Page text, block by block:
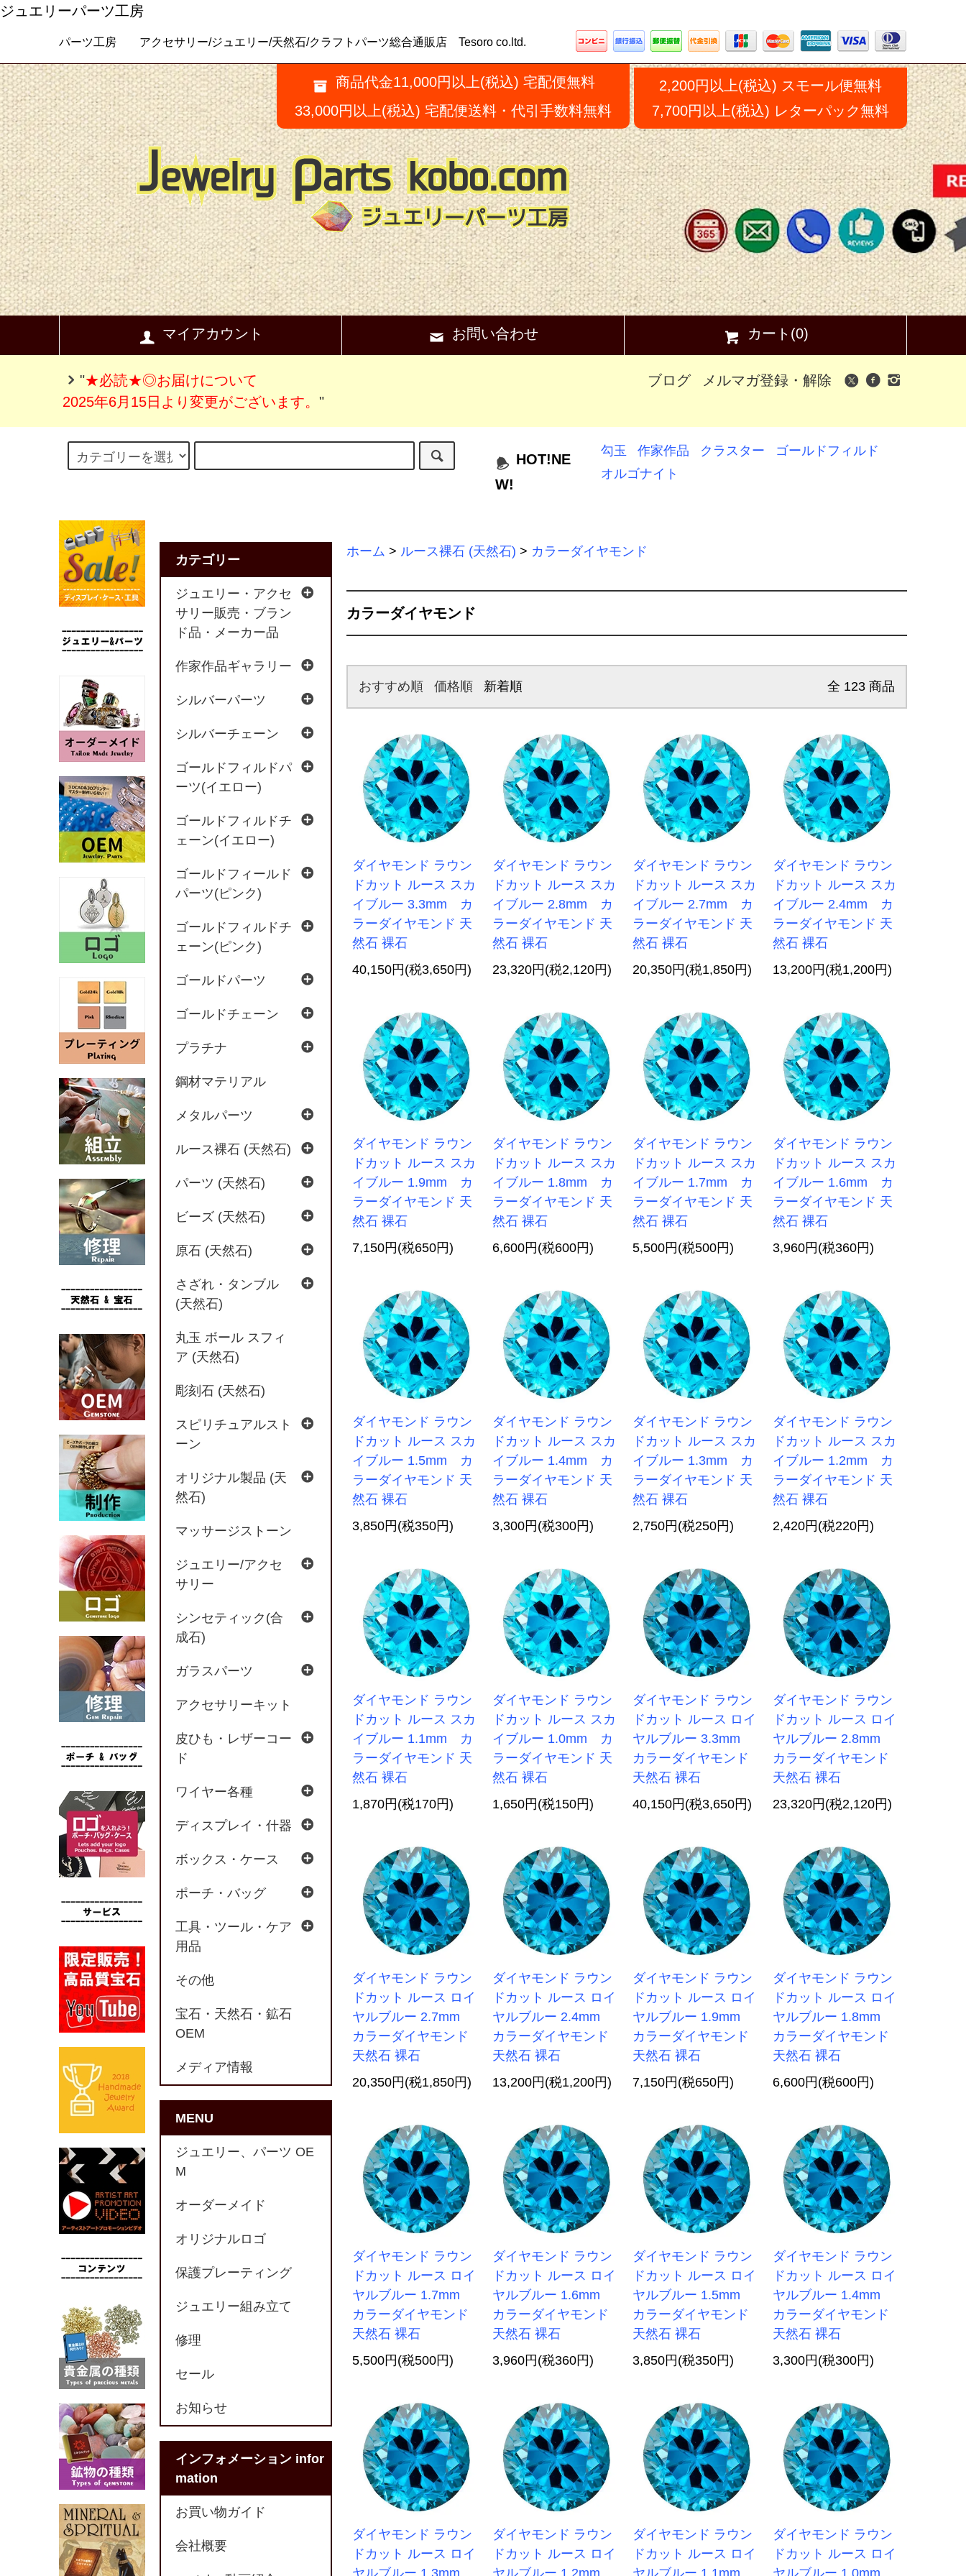
ジュエリーパーツ工房
パーツ工房 アクセサリー/ジュエリー/天然石/クラフトパーツ総合通販店 Tesoro co.ltd.
商品代金11,000円以上(税込) 宅配便無料
33,000円以上(税込) 宅配便送料・代引手数料無料
2,200円以上(税込) スモール便無料
7,700円以上(税込) レターパック無料
マイアカウント お問い合わせ カート(0)
"★必読★◎お届けについて
2025年6月15日より変更がございます。 "
ブログ メルマガ登録・解除
HOT!NE
W!
勾玉 作家作品 クラスター
ゴールドフィルド
オルゴナイト
ホーム > ルース裸石 (天然石) > カラーダイヤモンド
カラーダイヤモンド
おすすめ順 価格順 新着順 全 123 商品
ダイヤモンド ラウン
ドカット ルース スカ
イブルー 3.3mm カ
ラーダイヤモンド 天
然石 裸石
40,150円(税3,650円)
ダイヤモンド ラウン
ドカット ルース スカ
イブルー 2.8mm カ
ラーダイヤモンド 天
然石 裸石
23,320円(税2,120円)
ダイヤモンド ラウン
ドカット ルース スカ
イブルー 2.7mm カ
ラーダイヤモンド 天
然石 裸石
20,350円(税1,850円)
ダイヤモンド ラウン
ドカット ルース スカ
イブルー 2.4mm カ
ラーダイヤモンド 天
然石 裸石
13,200円(税1,200円)
ダイヤモンド ラウン
ドカット ルース スカ
イブルー 1.9mm カ
ラーダイヤモンド 天
然石 裸石
7,150円(税650円)
ダイヤモンド ラウン
ドカット ルース スカ
イブルー 1.8mm カ
ラーダイヤモンド 天
然石 裸石
6,600円(税600円)
ダイヤモンド ラウン
ドカット ルース スカ
イブルー 1.7mm カ
ラーダイヤモンド 天
然石 裸石
5,500円(税500円)
ダイヤモンド ラウン
ドカット ルース スカ
イブルー 1.6mm カ
ラーダイヤモンド 天
然石 裸石
3,960円(税360円)
ダイヤモンド ラウン
ドカット ルース スカ
イブルー 1.5mm カ
ラーダイヤモンド 天
然石 裸石
3,850円(税350円)
ダイヤモンド ラウン
ドカット ルース スカ
イブルー 1.4mm カ
ラーダイヤモンド 天
然石 裸石
3,300円(税300円)
ダイヤモンド ラウン
ドカット ルース スカ
イブルー 1.3mm カ
ラーダイヤモンド 天
然石 裸石
2,750円(税250円)
ダイヤモンド ラウン
ドカット ルース スカ
イブルー 1.2mm カ
ラーダイヤモンド 天
然石 裸石
2,420円(税220円)
ダイヤモンド ラウン
ドカット ルース スカ
イブルー 1.1mm カ
ラーダイヤモンド 天
然石 裸石
1,870円(税170円)
ダイヤモンド ラウン
ドカット ルース スカ
イブルー 1.0mm カ
ラーダイヤモンド 天
然石 裸石
1,650円(税150円)
ダイヤモンド ラウン
ドカット ルース ロイ
ヤルブルー 3.3mm
カラーダイヤモンド
天然石 裸石
40,150円(税3,650円)
ダイヤモンド ラウン
ドカット ルース ロイ
ヤルブルー 2.8mm
カラーダイヤモンド
天然石 裸石
23,320円(税2,120円)
ダイヤモンド ラウン
ドカット ルース ロイ
ヤルブルー 2.7mm
カラーダイヤモンド
天然石 裸石
20,350円(税1,850円)
ダイヤモンド ラウン
ドカット ルース ロイ
ヤルブルー 2.4mm
カラーダイヤモンド
天然石 裸石
13,200円(税1,200円)
ダイヤモンド ラウン
ドカット ルース ロイ
ヤルブルー 1.9mm
カラーダイヤモンド
天然石 裸石
7,150円(税650円)
ダイヤモンド ラウン
ドカット ルース ロイ
ヤルブルー 1.8mm
カラーダイヤモンド
天然石 裸石
6,600円(税600円)
ダイヤモンド ラウン
ドカット ルース ロイ
ヤルブルー 1.7mm
カラーダイヤモンド
天然石 裸石
5,500円(税500円)
ダイヤモンド ラウン
ドカット ルース ロイ
ヤルブルー 1.6mm
カラーダイヤモンド
天然石 裸石
3,960円(税360円)
ダイヤモンド ラウン
ドカット ルース ロイ
ヤルブルー 1.5mm
カラーダイヤモンド
天然石 裸石
3,850円(税350円)
ダイヤモンド ラウン
ドカット ルース ロイ
ヤルブルー 1.4mm
カラーダイヤモンド
天然石 裸石
3,300円(税300円)
ダイヤモンド ラウン
ドカット ルース ロイ
ヤルブルー 1.3mm
ダイヤモンド ラウン
ドカット ルース ロイ
ヤルブルー 1.2mm
ダイヤモンド ラウン
ドカット ルース ロイ
ヤルブルー 1.1mm
ダイヤモンド ラウン
ドカット ルース ロイ
ヤルブルー 1.0mm
カテゴリー
ジュエリー・アクセ
サリー販売・ブラン
ド品・メーカー品
作家作品ギャラリー
シルバーパーツ
シルバーチェーン
ゴールドフィルドパ
ーツ(イエロー)
ゴールドフィルドチ
ェーン(イエロー)
ゴールドフィールド
パーツ(ピンク)
ゴールドフィルドチ
ェーン(ピンク)
ゴールドパーツ
ゴールドチェーン
プラチナ
鋼材マテリアル
メタルパーツ
ルース裸石 (天然石)
パーツ (天然石)
ビーズ (天然石)
原石 (天然石)
さざれ・タンブル
(天然石)
丸玉 ボール スフィ
ア (天然石)
彫刻石 (天然石)
スピリチュアルスト
ーン
オリジナル製品 (天
然石)
マッサージストーン
ジュエリー/アクセ
サリー
シンセティック(合
成石)
ガラスパーツ
アクセサリーキット
皮ひも・レザーコー
ド
ワイヤー各種
ディスプレイ・什器
ボックス・ケース
ポーチ・バッグ
工具・ツール・ケア
用品
その他
宝石・天然石・鉱石
OEM
メディア情報
MENU
ジュエリー、パーツ OE
M
オーダーメイド
オリジナルロゴ
保護プレーティング
ジュエリー組み立て
修理
セール
お知らせ
インフォメーション infor
mation
お買い物ガイド
会社概要